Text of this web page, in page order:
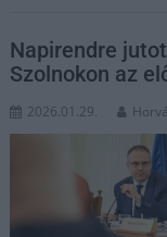
Napirendre
Szolnokon az
2026.01.29.